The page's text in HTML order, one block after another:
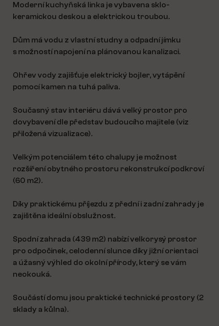
Moderní kuchyňská linka je vybavena sklo-
keramickou deskou a elektrickou troubou.
Dům má vodu z vlastní studny a odpadní jímku
s možností napojení na plánovanou kanalizaci.
Ohřev vody zajišťuje elektrický bojler, vytápění
pomocí kamen na tuhá paliva.
Současný stav interiéru dává velký prostor pro
dovybavení dle představ budoucího majitele (viz
přiložená vizualizace).
Velkým potenciálem této chalupy je možnost
rozšíření obytného prostoru rekonstrukcí podkroví
(60 m2).
Díky praktickému příjezdu z přední i zadní zahrady je
zajištěna ideální obslužnost.
Spodní zahrada (439 m2) nabízí velkorysý prostor
pro odpočinek, celodenní slunce díky jižní orientaci
a úžasný výhled do okolní přírody, který se vám
neokouká.
Součástí domu jsou praktické technické prostory (2
sklady a kůlna).